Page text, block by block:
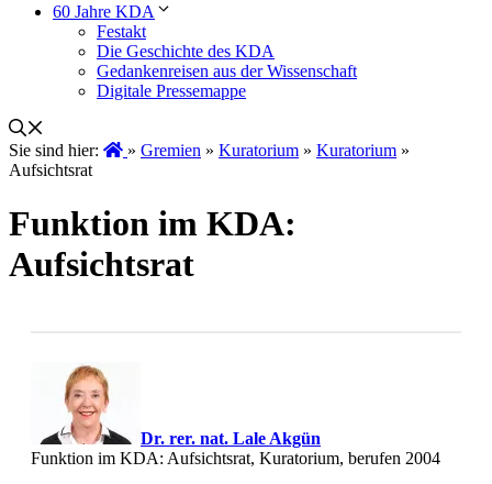
60 Jahre KDA
Festakt
Die Geschichte des KDA
Gedankenreisen aus der Wissenschaft
Digitale Pressemappe
Sie sind hier: » Gremien » Kuratorium » Kuratorium »
Aufsichtsrat
Funktion im KDA:
Aufsichtsrat
Dr. rer. nat. Lale Akgün
Funktion im KDA: Aufsichtsrat, Kuratorium, berufen 2004